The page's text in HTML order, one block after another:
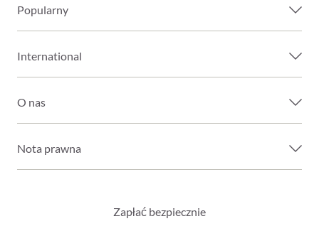
Popularny
International
O nas
Nota prawna
Zapłać bezpiecznie